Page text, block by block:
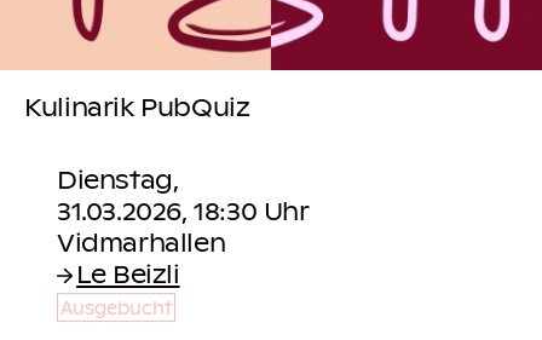
Kulinarik PubQuiz
Dienstag,
31.03.2026, 18:30 Uhr
Le Beizli
Ausgebucht